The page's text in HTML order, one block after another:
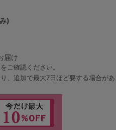
)
届け
ご確認ください。
、追加で最大7日ほど要する場合があ